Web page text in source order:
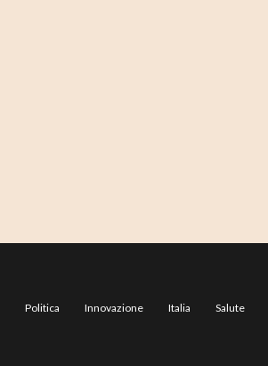
Politica Innovazione Italia Salute